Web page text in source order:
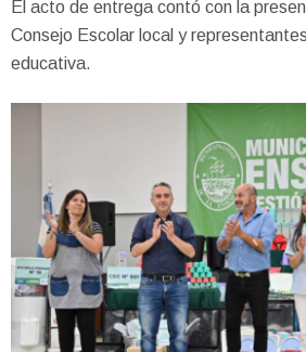
El acto de entrega contó con la
Consejo Escolar local y
educativa.